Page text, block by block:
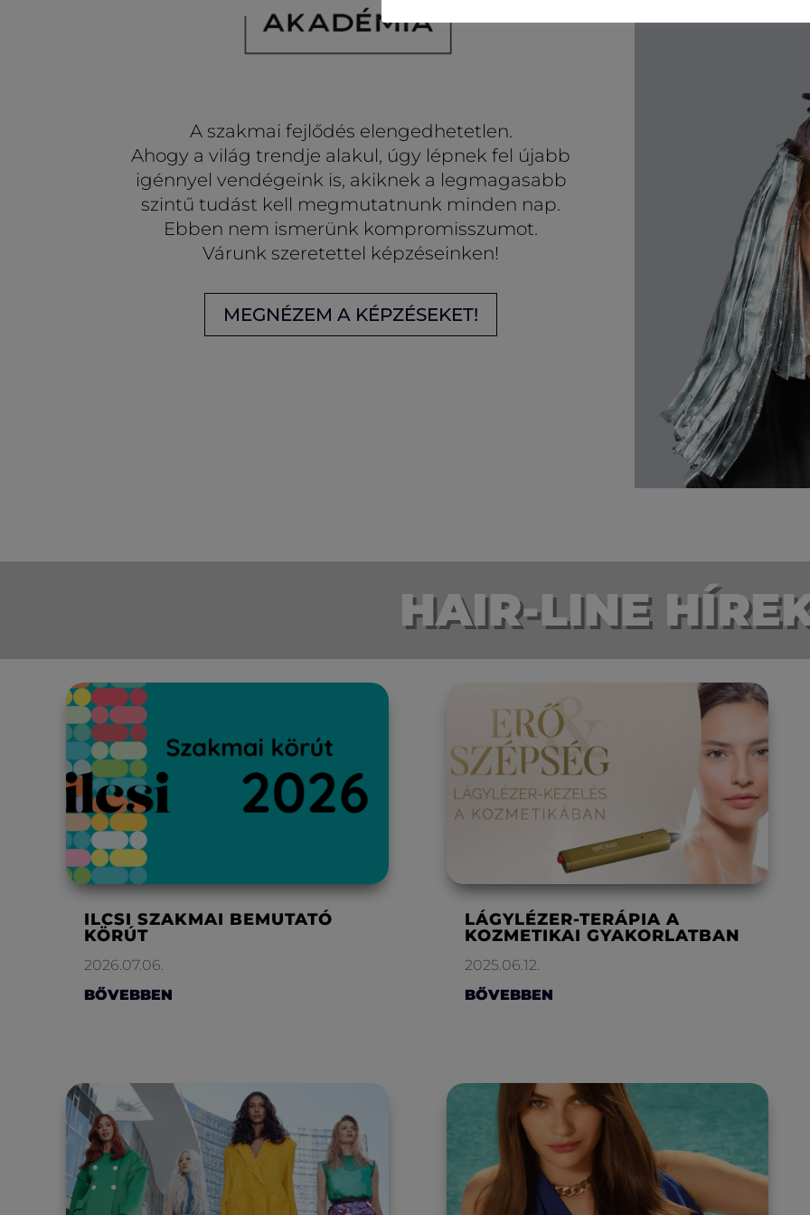
A szakmai fejlődés elengedhetetlen.
Ahogy a világ trendje alakul, úgy lépnek fel újabb
igénnyel vendégeink is, akiknek a legmagasabb
szintű tudást kell megmutatnunk minden nap.
Ebben nem ismerünk kompromisszumot.
Várunk szeretettel képzéseinken!
MEGNÉZEM A KÉPZÉSEKET!
HAIR-LINE
ILCSI SZAKMAI BEMUTATÓ
KÖRÚT
2026.07.06.
BŐVEBBEN
LÁGYLÉZER-TERÁPIA A
KOZMETIKAI GYAKORLATBAN
2025.06.12.
BŐVEBBEN